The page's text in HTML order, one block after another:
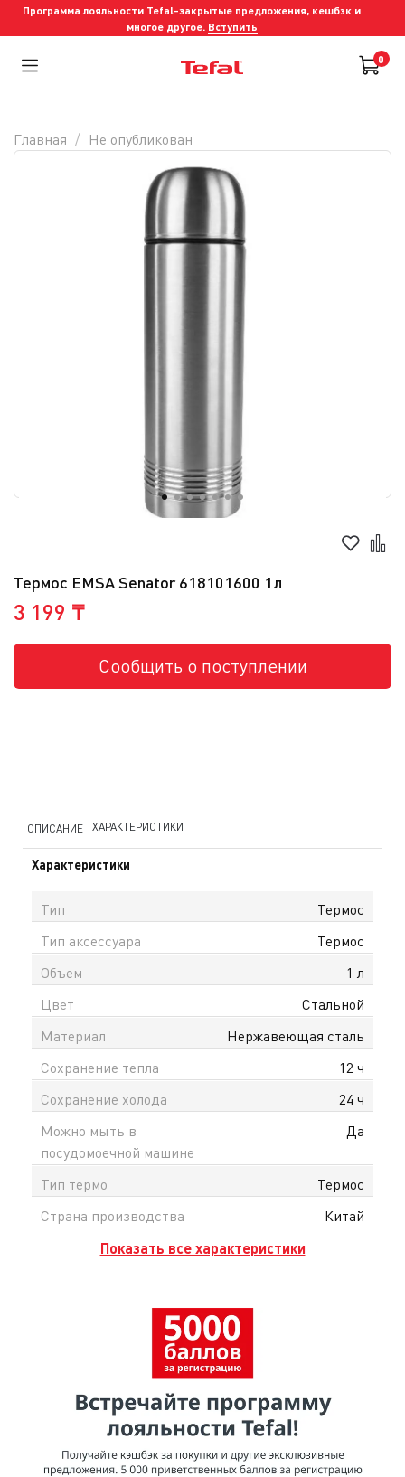
Программа лояльности Tefal-закрытые предложения, кешбэк и
многое другое. Вступить
0
Термос EMSA Senator 618101600 1л
3 199 ₸
Сообщить о поступлении
Главная Не опубликован
ОПИСАНИЕ ХАРАКТЕРИСТИКИ
Характеристики
Тип
Термос
Тип аксессуара
Термос
Объем
1 л
Цвет
Стальной
Материал
Нержавеющая сталь
Сохранение тепла
12 ч
Сохранение холода
24 ч
Можно мыть в
посудомоечной машине
Да
Тип термо
Термос
Страна производства
Китай
Показать все характеристики